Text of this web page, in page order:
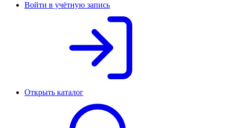
Войти в учётную запись
Открыть каталог